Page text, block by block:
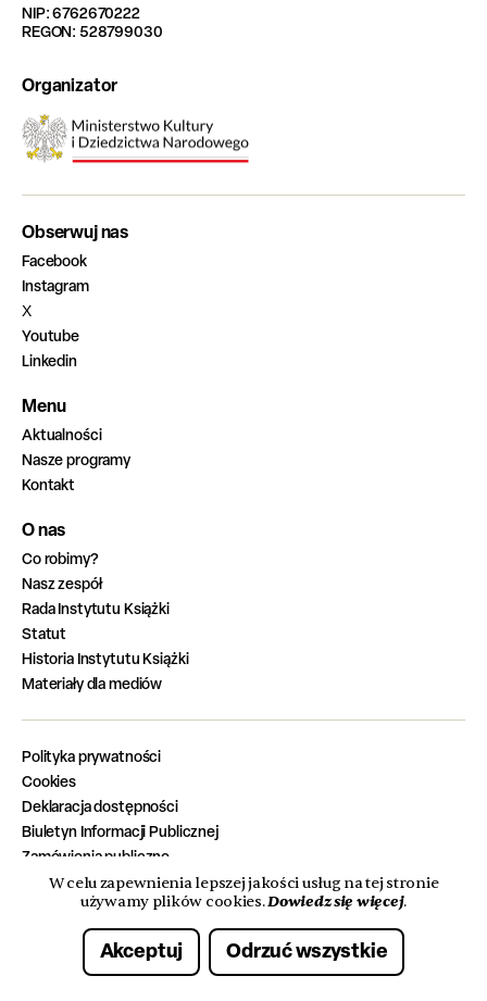
NIP: 6762670222
REGON: 528799030
Organizator
Obserwuj nas
Facebook
Instagram
X
Youtube
Linkedin
Menu
Aktualności
Nasze programy
Kontakt
O nas
Co robimy?
Nasz zespół
Rada Instytutu Książki
Statut
Historia Instytutu Książki
Materiały dla mediów
Polityka prywatności
Cookies
Deklaracja dostępności
Biuletyn Informacji Publicznej
Zamówienia publiczne
Zadania zrealizowane z budżetu państwa
Oferty pracy
© 2026 Instytut Książki. Wszelkie prawa zastrzeżone.
W celu zapewnienia lepszej jakości usług na tej stronie
używamy plików cookies.Dowiedz się więcej.
Akceptuj Odrzuć wszystkie